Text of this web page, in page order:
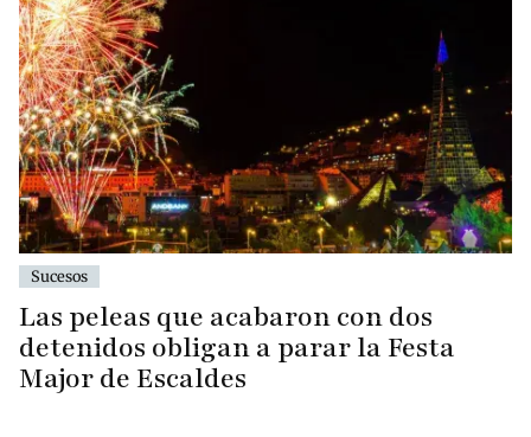
Sucesos
Las peleas que acabaron con dos
detenidos obligan a parar la Festa
Major de Escaldes